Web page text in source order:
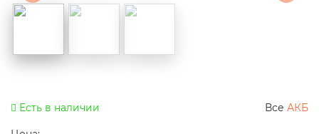
Есть в наличии Все АКБ